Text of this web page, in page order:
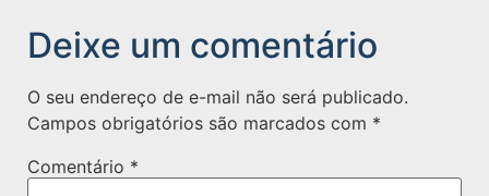
Deixe um comentário
O seu endereço de e-mail não será publicado.
Campos obrigatórios são marcados com *
Comentário *